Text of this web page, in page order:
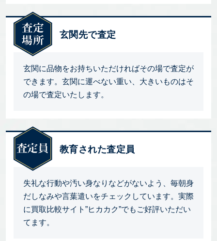
玄関先で査定
玄関に品物をお持ちいただければその場で査定が
できます。玄関に運べない重い、大きいものはそ
の場で査定いたします。
教育された査定員
失礼な行動や汚い身なりなどがないよう、毎朝身
だしなみや言葉遣いをチェックしています。実際
に買取比較サイト”ヒカカク”でもご好評いただい
てます。